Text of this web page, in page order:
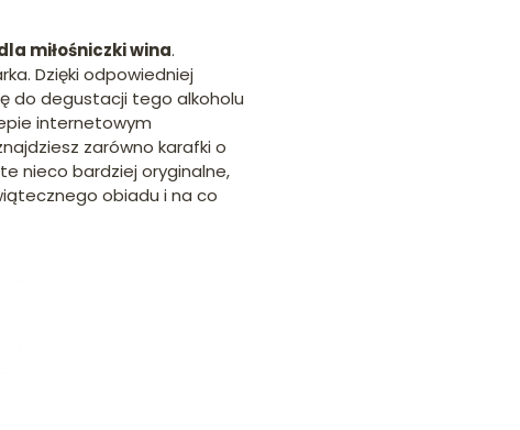
miłośniczki wina.
Dzięki odpowiedniej
do degustacji tego alkoholu
internetowym
zarówno karafki o
te nieco bardziej oryginalne,
obiadu i na co